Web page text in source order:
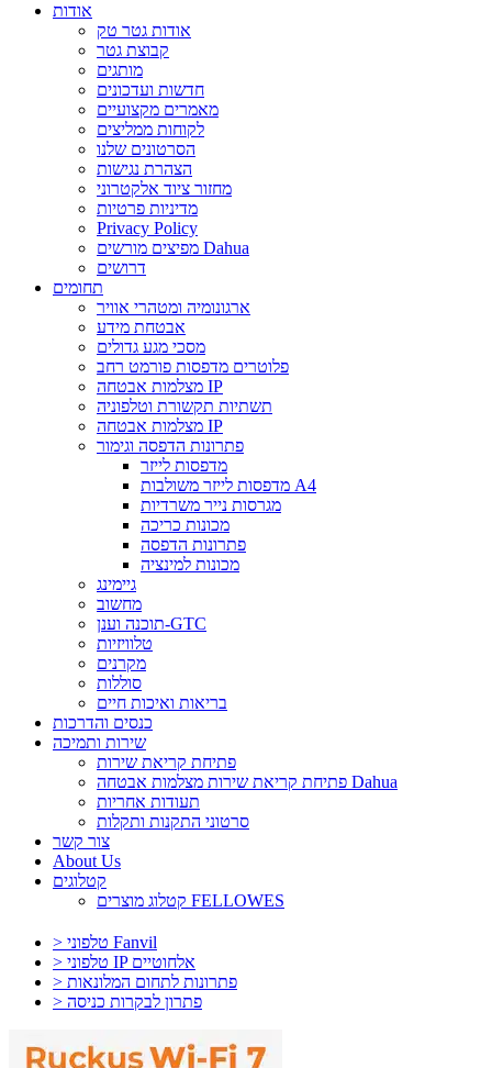
אודות
אודות גטר טק
קבוצת גטר
מותגים
חדשות ועדכונים
מאמרים מקצועיים
לקוחות ממליצים
הסרטונים שלנו
הצהרת נגישות
מחזור ציוד אלקטרוני
מדיניות פרטיות
Privacy Policy
מפיצים מורשים Dahua
דרושים
תחומים
ארגונומיה ומטהרי אוויר
אבטחת מידע
מסכי מגע גדולים
פלוטרים מדפסות פורמט רחב
מצלמות אבטחה IP
תשתיות תקשורת וטלפוניה
מצלמות אבטחה IP
פתרונות הדפסה וגימור
מדפסות לייזר
מדפסות לייזר משולבות A4
מגרסות נייר משרדיות
מכונות כריכה
פתרונות הדפסה
מכונות למינציה
גיימינג
מחשוב
תוכנה וענן-GTC
טלוויזיות
מקרנים
סוללות
בריאות ואיכות חיים
כנסים והדרכות
שירות ותמיכה
פתיחת קריאת שירות
פתיחת קריאת שירות מצלמות אבטחה Dahua
תעודות אחריות
סרטוני התקנות ותקלות
צור קשר
About Us
קטלוגים
קטלוג מוצרים FELLOWES
> טלפוני Fanvil
> טלפוני IP אלחוטיים
> פתרונות לתחום המלונאות
> פתרון לבקרות כניסה